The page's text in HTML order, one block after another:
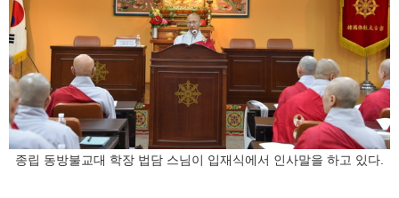
종립 동방불교대 학장 법담 스님이 입재식에서 인사말을 하고 있다.